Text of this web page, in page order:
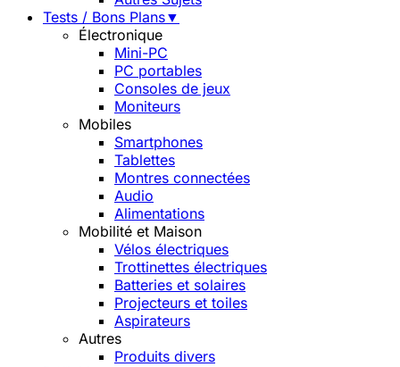
Tests / Bons Plans▼
Électronique
Mini-PC
PC portables
Consoles de jeux
Moniteurs
Mobiles
Smartphones
Tablettes
Montres connectées
Audio
Alimentations
Mobilité et Maison
Vélos électriques
Trottinettes électriques
Batteries et solaires
Projecteurs et toiles
Aspirateurs
Autres
Produits divers